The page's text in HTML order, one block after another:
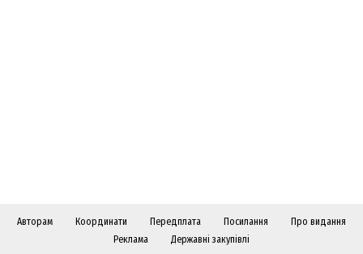
Авторам Координати Передплата Посилання
Про видання
Реклама
Державні закупівлі